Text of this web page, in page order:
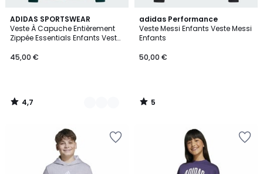
ADIDAS SPORTSWEAR
Veste À Capuche Entièrement
Zippée Essentials Enfants Veste
Essentials Enfants
45,00 €
4,7
/ 5
2
Couleurs
4,7
/
adidas Performance
Veste Messi Enfants Veste Messi
Enfants
50,00 €
5
/
5
5
/